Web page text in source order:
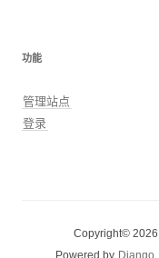
功能
管理站点
登录
Copyright© 2026
Powered by Django